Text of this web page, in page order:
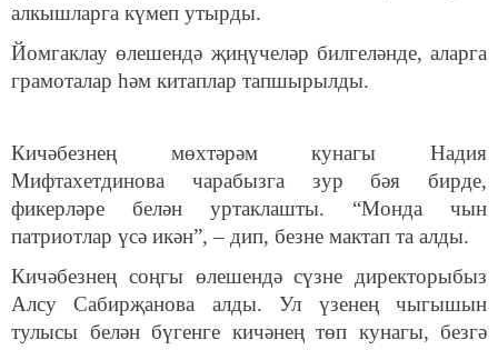
алкышларга күмеп утырды.
Йомгаклау өлешендә җиңүчеләр билгеләнде, аларга
грамоталар һәм китаплар тапшырылды.
Кичәбезнең мөхтәрәм кунагы Надия
Мифтахетдинова чарабызга зур бәя бирде,
фикерләре белән уртаклашты. “Монда чын
патриотлар үсә икән”, – дип, безне мактап та алды.
Кичәбезнең соңгы өлешендә сүзне директорыбыз
Алсу Сабирҗанова алды. Ул үзенең чыгышын
тулысы белән бүгенге кичәнең төп кунагы, безгә